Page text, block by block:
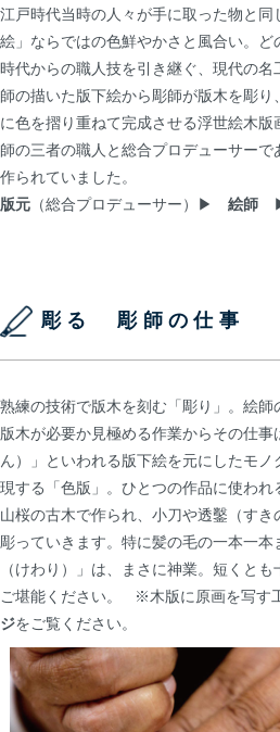
江戸時代当時の人々が手に取った物と
絵」ならではの色鮮やかさと風合い。
時代からの職人技を引き継ぐ、現代の
師の描いた版下絵から彫師が版木を彫
に色を摺り重ねて完成させる浮世絵木
師の三者の職人と総合プロデューサー
作られていました。
版元 （総合プロデューサー）▶ 絵師
彫る 彫師の仕事
熟練の技術で版木を刻む「彫り」。絵
版木が必要か見極める作業からその仕
ん）」といわれる版下絵を元にしたモ
現する「色版」。ひとつの作品に使わ
山桜の古木で作られ、小刀や透鑿（す
彫っていきます。特に髪の毛の一本一本
（けわり）」は、まさに神業。短くと
ご堪能ください。 ※木版に原画を写す
ジをご覧ください。